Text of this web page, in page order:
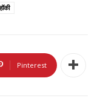
Pinterest